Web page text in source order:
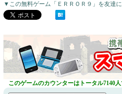
▼この無料ゲーム「ＥＲＲＯＲ９」を友達
このゲームのカウンターはトータル7140